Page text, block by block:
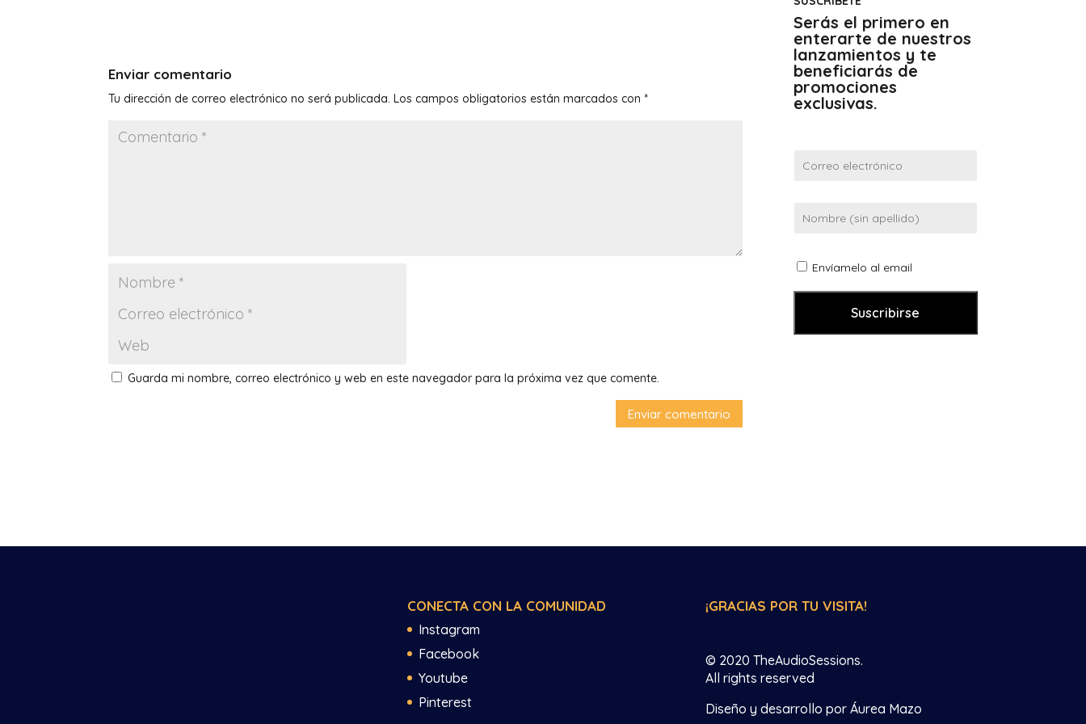
Enviar comentario
Tu dirección de correo electrónico no será publicada. Los campos obligatorios están marcados con *
Guarda mi nombre, correo electrónico y web en este navegador para la próxima vez que comente.
Serás el primero en
enterarte de nuestros
lanzamientos y te
beneficiarás de
promociones
exclusivas.
Envíamelo al email
CONECTA CON LA COMUNIDAD
Instagram
Facebook
Youtube
Pinterest
¡GRACIAS POR TU VISITA!
© 2020 TheAudioSessions.
All rights reserved
Diseño y desarrollo por Áurea Mazo